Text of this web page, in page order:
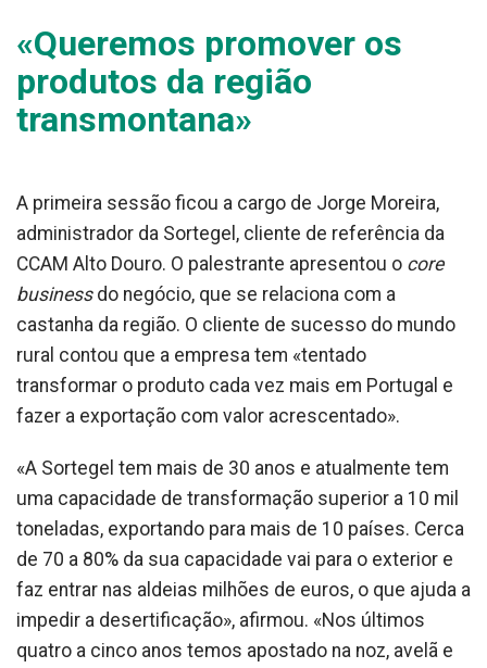
«Queremos promover os
produtos da região
transmontana»
A primeira sessão ficou a cargo de Jorge Moreira,
administrador da Sortegel, cliente de referência da
CCAM Alto Douro. O palestrante apresentou o core
businessdo negócio, que se relaciona com a
castanha da região. O cliente de sucesso do mundo
rural contou que a empresa tem «tentado
transformar o produto cada vez mais em Portugal e
fazer a exportação com valor acrescentado».
«A Sortegel tem mais de 30 anos e atualmente tem
uma capacidade de transformação superior a 10 mil
toneladas, exportando para mais de 10 países. Cerca
de 70 a 80% da sua capacidade vai para o exterior e
faz entrar nas aldeias milhões de euros, o que ajuda a
impedir a desertificação», afirmou. «Nos últimos
quatro a cinco anos temos apostado na noz, avelã e